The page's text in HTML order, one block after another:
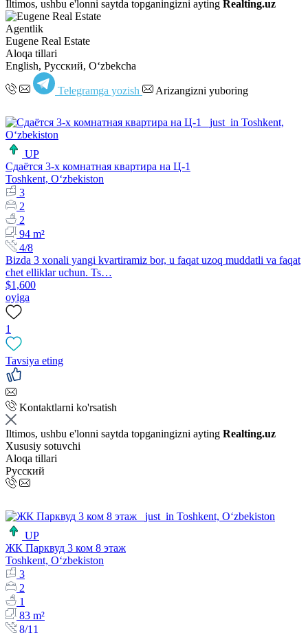
Iltimos, ushbu e'lonni saytda topganingizni ayting Realting.uz
Agentlik
Eugene Real Estate
Aloqa tillari
English, Русский, Oʻzbekcha
Telegramga yozish Arizangizni yuboring
UP
Сдаётся 3-х комнатная квартира на Ц-1
Toshkent, Oʻzbekiston
3
2
2
94 m²
4/8
Bizda 3 xonali yangi kvartiramiz bor, u faqat uzoq muddatli va faqat
chet elliklar uchun. Ts…
$1,600
oyiga
1
Tavsiya eting
Kontaktlarni ko'rsatish
Iltimos, ushbu e'lonni saytda topganingizni ayting Realting.uz
Xususiy sotuvchi
Aloqa tillari
Русский
UP
ЖК Парквуд 3 ком 8 этаж
Toshkent, Oʻzbekiston
3
2
1
83 m²
8/11